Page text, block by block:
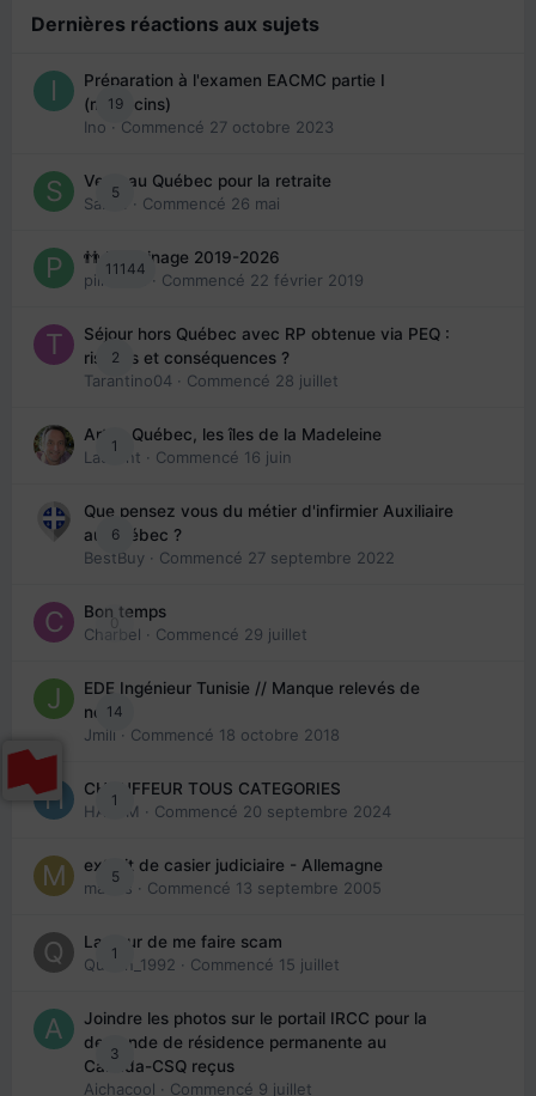
Dernières réactions aux sujets
19
Préparation à l'examen EACMC partie I
(médecins)
Ino · Commencé 27 octobre 2023
5
Venir au Québec pour la retraite
Sab74
· Commencé 26 mai
11144
👬 Parrainage 2019-2026
piinoush · Commencé 22 février 2019
2
Séjour hors Québec avec RP obtenue via PEQ :
risques et conséquences ?
Tarantino04 · Commencé 28 juillet
1
Arte : Québec, les îles de la Madeleine
Laurent · Commencé 16 juin
6
Que pensez vous du métier d'infirmier Auxiliaire
au Québec ?
BestBuy · Commencé 27 septembre 2022
0
Bon temps
Charbel · Commencé 29 juillet
14
EDE Ingénieur Tunisie // Manque relevés de
note
Jmili · Commencé 18 octobre 2018
1
CHAUFFEUR TOUS CATEGORIES
HAZEM · Commencé 20 septembre 2024
5
extrait de casier judiciaire - Allemagne
maries · Commencé 13 septembre 2005
1
La peur de me faire scam
Queen_1992 · Commencé 15 juillet
3
Joindre les photos sur le portail IRCC pour la
demande de résidence permanente au
Canada-CSQ reçus
Aichacool · Commencé 9 juillet